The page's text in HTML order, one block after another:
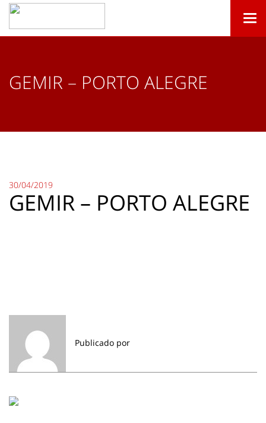
GEMIR – PORTO ALEGRE
30/04/2019
GEMIR – PORTO ALEGRE
Publicado por